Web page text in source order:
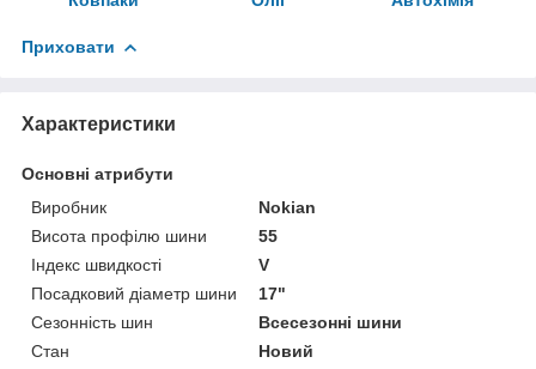
Приховати
Характеристики
Основні атрибути
Виробник
Nokian
Висота профілю шини
55
Індекс швидкості
V
Посадковий діаметр шини
17"
Сезонність шин
Всесезонні шини
Стан
Новий